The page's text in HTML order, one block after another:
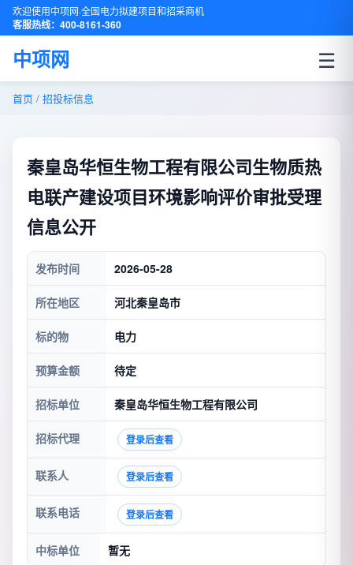
欢迎使用中项网·全国电力拟建项目和招采商机
客服热线：400-8161-360
中项网 ☰
首页 / 招投标信息
秦皇岛华恒生物工程有限公司生物质热
电联产建设项目环境影响评价审批受理
信息公开
发布时间 2026-05-28
所在地区 河北秦皇岛市
标的物 电力
预算金额 待定
招标单位 秦皇岛华恒生物工程有限公司
招标代理 登录后查看
联系人 登录后查看
联系电话 登录后查看
中标单位 暂无